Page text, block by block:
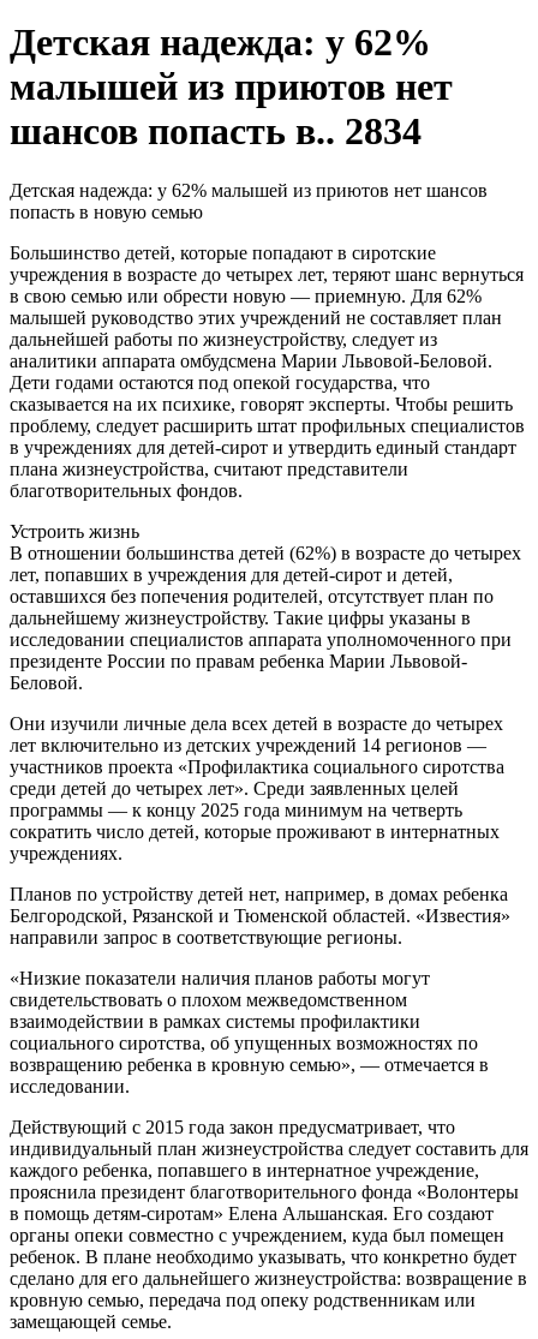
Детская надежда: у 62%
малышей из приютов нет
шансов попасть в.. 2834
Детская надежда: у 62% малышей из приютов нет шансов
попасть в новую семью
Большинство детей, которые попадают в сиротские
учреждения в возрасте до четырех лет, теряют шанс вернуться
в свою семью или обрести новую — приемную. Для 62%
малышей руководство этих учреждений не составляет план
дальнейшей работы по жизнеустройству, следует из
аналитики аппарата омбудсмена Марии Львовой-Беловой.
Дети годами остаются под опекой государства, что
сказывается на их психике, говорят эксперты. Чтобы решить
проблему, следует расширить штат профильных специалистов
в учреждениях для детей-сирот и утвердить единый стандарт
плана жизнеустройства, считают представители
благотворительных фондов.
Устроить жизнь
В отношении большинства детей (62%) в возрасте до четырех
лет, попавших в учреждения для детей-сирот и детей,
оставшихся без попечения родителей, отсутствует план по
дальнейшему жизнеустройству. Такие цифры указаны в
исследовании специалистов аппарата уполномоченного при
президенте России по правам ребенка Марии Львовой-
Беловой.
Они изучили личные дела всех детей в возрасте до четырех
лет включительно из детских учреждений 14 регионов —
участников проекта «Профилактика социального сиротства
среди детей до четырех лет». Среди заявленных целей
программы — к концу 2025 года минимум на четверть
сократить число детей, которые проживают в интернатных
учреждениях.
Планов по устройству детей нет, например, в домах ребенка
Белгородской, Рязанской и Тюменской областей. «Известия»
направили запрос в соответствующие регионы.
«Низкие показатели наличия планов работы могут
свидетельствовать о плохом межведомственном
взаимодействии в рамках системы профилактики
социального сиротства, об упущенных возможностях по
возвращению ребенка в кровную семью», — отмечается в
исследовании.
Действующий с 2015 года закон предусматривает, что
индивидуальный план жизнеустройства следует составить для
каждого ребенка, попавшего в интернатное учреждение,
прояснила президент благотворительного фонда «Волонтеры
в помощь детям-сиротам» Елена Альшанская. Его создают
органы опеки совместно с учреждением, куда был помещен
ребенок. В плане необходимо указывать, что конкретно будет
сделано для его дальнейшего жизнеустройства: возвращение в
кровную семью, передача под опеку родственникам или
замещающей семье.